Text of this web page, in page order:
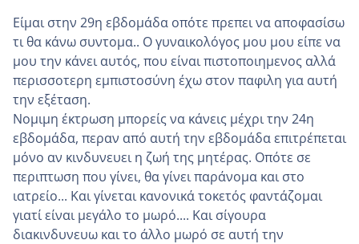
Είμαι στην 29η εβδομάδα οπότε πρεπει να αποφασίσω
τι θα κάνω συντομα.. Ο γυναικολόγος μου μου είπε να
μου την κάνει αυτός, που είναι πιστοποιημενος αλλά
περισσοτερη εμπιστοσύνη έχω στον παφιλη για αυτή
την εξέταση.
Νομιμη έκτρωση μπορείς να κάνεις μέχρι την 24η
εβδομάδα, περαν από αυτή την εβδομάδα επιτρέπεται
μόνο αν κινδυνευει η ζωή της μητέρας. Οπότε σε
περιπτωση που γίνει, θα γίνει παράνομα και στο
ιατρείο... Και γίνεται κανονικά τοκετός φαντάζομαι
γιατί είναι μεγάλο το μωρό.... Και σίγουρα
διακινδυνευω και το άλλο μωρό σε αυτή την